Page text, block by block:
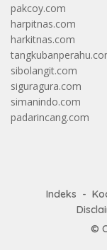
pakcoy.com
harpitnas.com
harkitnas.com
sibolangit.com
siguragura.com
simanindo.com
padarincang.com
Indeks
©